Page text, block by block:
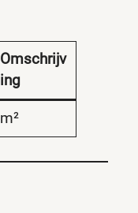
Omschrijv
ing
m²